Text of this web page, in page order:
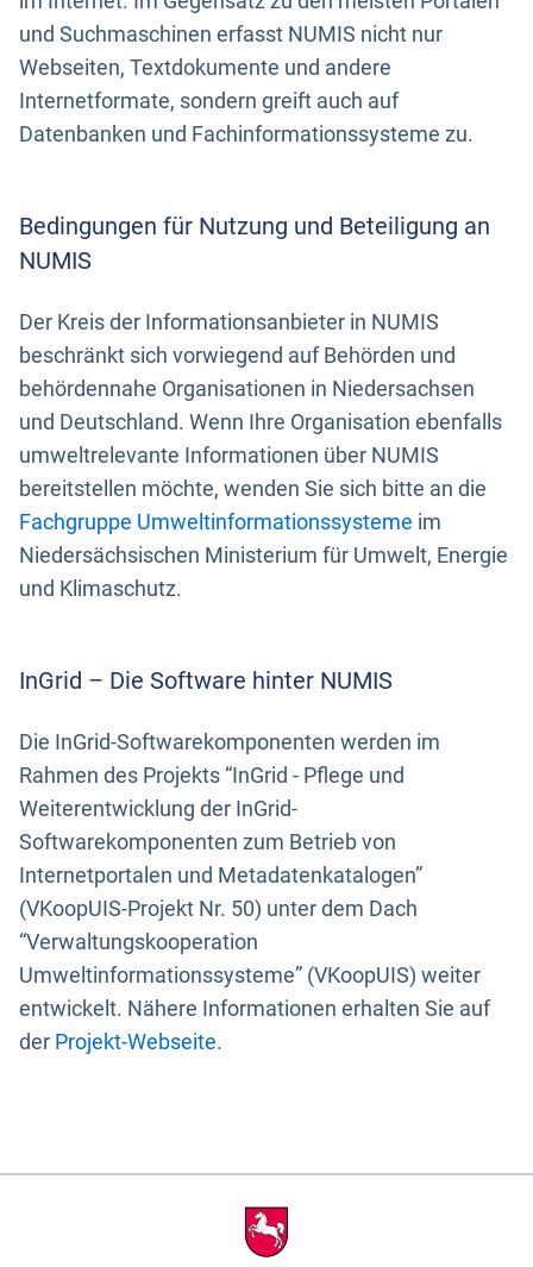
und Suchmaschinen erfasst NUMIS nicht nur
Webseiten, Textdokumente und andere
Internetformate, sondern greift auch auf
Datenbanken und Fachinformationssysteme zu.
Bedingungen für Nutzung und Beteiligung an
NUMIS
Der Kreis der Informationsanbieter in NUMIS
beschränkt sich vorwiegend auf Behörden und
behördennahe Organisationen in Niedersachsen
und Deutschland. Wenn Ihre Organisation ebenfalls
umweltrelevante Informationen über NUMIS
bereitstellen möchte, wenden Sie sich bitte an die
Fachgruppe Umweltinformationssysteme im
Niedersächsischen Ministerium für Umwelt, Energie
und Klimaschutz.
InGrid – Die Software hinter NUMIS
Die InGrid-Softwarekomponenten werden im
Rahmen des Projekts “InGrid - Pflege und
Weiterentwicklung der InGrid-
Softwarekomponenten zum Betrieb von
Internetportalen und Metadatenkatalogen”
(VKoopUIS-Projekt Nr. 50) unter dem Dach
“Verwaltungskooperation
Umweltinformationssysteme” (VKoopUIS) weiter
entwickelt. Nähere Informationen erhalten Sie auf
der Projekt-Webseite.